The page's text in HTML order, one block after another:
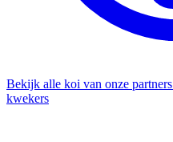
Bekijk alle koi van onze partners
kwekers